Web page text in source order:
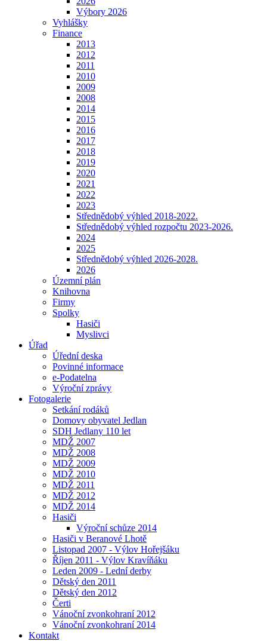
Výbory 2026
Vyhlášky
Finance
2013
2012
2011
2010
2009
2008
2014
2015
2016
2017
2018
2019
2020
2021
2022
2023
Střednědobý výhled 2018-2022.
Střednědobý výhled rozpočtu 2023-2026.
2024
2025
Střednědobý výhled 2026-2028.
2026
Územní plán
Knihovna
Firmy
Spolky
Hasiči
Myslivci
Úřad
Úřední deska
Povinné informace
e-Podatelna
Výroční zprávy
Fotogalerie
Setkání rodáků
Domovy obyvatel Jedlan
SDH Jedlany 110 let
MDŽ 2007
MDŽ 2008
MDŽ 2009
MDŽ 2010
MDŽ 2011
MDŽ 2012
MDŽ 2014
Hasiči
Výroční schůze 2014
Hasiči v Beranové Lhotě
Listopad 2007 - Výlov Hořejšáku
Říjen 2011 - Výlov Kravíňáku
Leden 2009 - Lední derby
Dětský den 2011
Dětský den 2012
Čerti
Vánoční zvonkohraní 2012
Vánoční zvonkohraní 2014
Kontakt